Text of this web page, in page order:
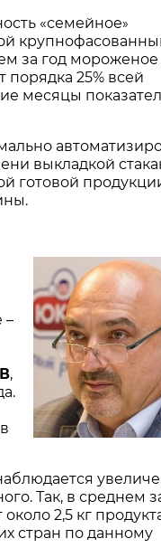
«семейное»
за год мороженое
25% всей
месяцы
выкладкой
готовой
–
,
Так, в среднем
2,5 кг
стран по данному